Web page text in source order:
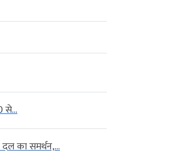
से...
का समर्थन,...